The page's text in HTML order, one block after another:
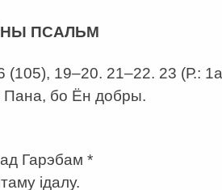
ПСАЛЬМ
(105), 19–20. 21–22. 23 (Р.:
Пана, бо Ён добры.
Гарэбам *
ідалу.